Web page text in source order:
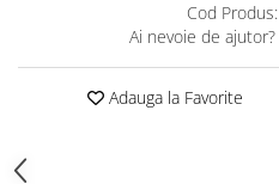
Cod Produs:
Ai nevoie de ajutor?
Adauga la Favorite